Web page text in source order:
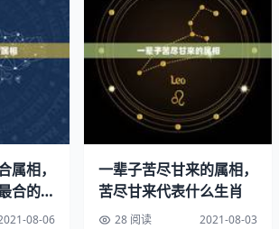
天真、忠厚的气质。一般地说，如果你的
土星过多的不利因素影响，且又遇到木星
的情况时，你会经常受到幸运的照应：
突如其来的机遇、喜幸的性格将会有利于
彩或在人生道路上遇到一位非常富有的和
，这位双鱼座的人就会进入另一种新的意
属相，
合的
08-06
一辈子苦尽甘来的属相，
苦尽甘来代表什么生肖
28 阅读 2021-08-03